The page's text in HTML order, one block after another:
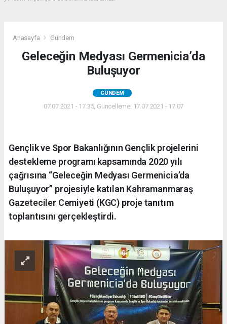
Anasayfa Gündem
Geleceğin Medyası Germenicia’da
Buluşuyor
GÜNDEM
07.07.2021 - 17:35, Güncelleme: 17.07.2021 - 17:07
Gençlik ve Spor Bakanlığının Gençlik projelerini
destekleme programı kapsamında 2020 yılı
çağrısına “Geleceğin Medyası Germenicia’da
Buluşuyor” projesiyle katılan Kahramanmaraş
Gazeteciler Cemiyeti (KGC) proje tanıtım
toplantısını gerçekleştirdi.